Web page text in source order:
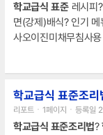
학교급식 표준레시피
면(강제)배식? 인기
사오이진미채무침사
학교급식 표준조리
리포트ㆍ1페이지ㆍ등록
학교급식 표준조리법?